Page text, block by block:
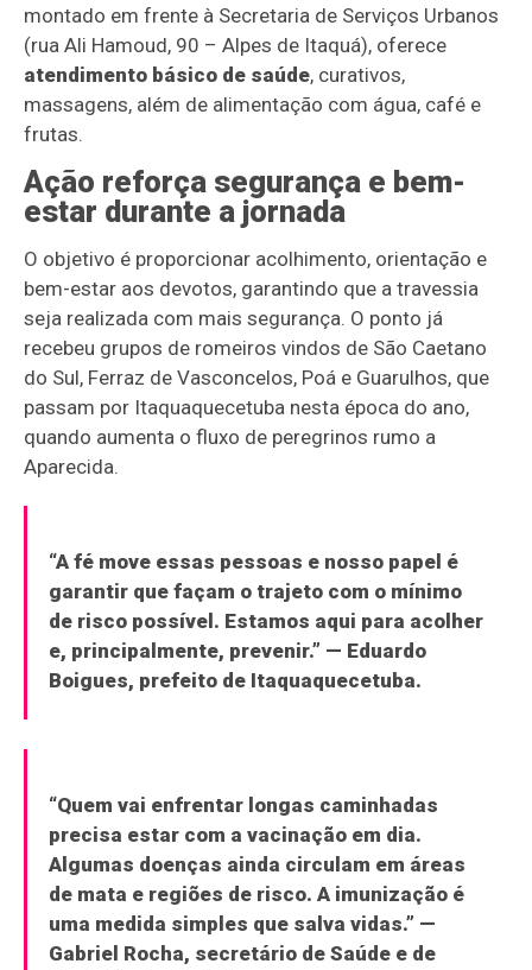
montado em frente à Secretaria de Serviços Urbanos
(rua Ali Hamoud, 90 – Alpes de Itaquá), oferece
atendimento básico de saúde, curativos,
massagens, além de alimentação com água, café e
frutas.
Ação reforça segurança e bem-
estar durante a jornada
O objetivo é proporcionar acolhimento, orientação e
bem-estar aos devotos, garantindo que a travessia
seja realizada com mais segurança. O ponto já
recebeu grupos de romeiros vindos de São Caetano
do Sul, Ferraz de Vasconcelos, Poá e Guarulhos, que
passam por Itaquaquecetuba nesta época do ano,
quando aumenta o fluxo de peregrinos rumo a
Aparecida.
“A fé move essas pessoas e nosso papel é
garantir que façam o trajeto com o mínimo
de risco possível. Estamos aqui para acolher
e, principalmente, prevenir.” — Eduardo
Boigues, prefeito de Itaquaquecetuba.
“Quem vai enfrentar longas caminhadas
precisa estar com a vacinação em dia.
Algumas doenças ainda circulam em áreas
de mata e regiões de risco. A imunização é
uma medida simples que salva vidas.” —
Gabriel Rocha, secretário de Saúde e de